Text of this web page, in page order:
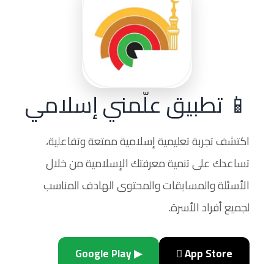
📱 تطبيق علّمني إسلامي
اكتشف تجربة تعليمية إسلامية ممتعة وتفاعلية،
تساعدك على تنمية معرفتك الإسلامية من خلال
الأسئلة والمسابقات والمحتوى الهادف المناسب
لجميع أفراد الأسرة.
 App Store
▶ Google Play